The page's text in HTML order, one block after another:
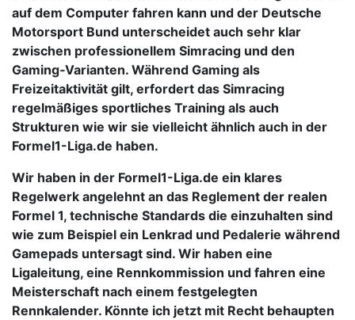
auf dem Computer fahren kann und der Deutsche
Motorsport Bund unterscheidet auch sehr klar
zwischen professionellem Simracing und den
Gaming‑Varianten. Während Gaming als
Freizeitaktivität gilt, erfordert das Simracing
regelmäßiges sportliches Training als auch
Strukturen wie wir sie vielleicht ähnlich auch in der
Formel1-Liga.de haben.
Wir haben in der Formel1-Liga.de ein klares
Regelwerk angelehnt an das Reglement der realen
Formel 1, technische Standards die einzuhalten sind
wie zum Beispiel ein Lenkrad und Pedalerie während
Gamepads untersagt sind. Wir haben eine
Ligaleitung, eine Rennkommission und fahren eine
Meisterschaft nach einem festgelegten
Rennkalender. Könnte ich jetzt mit Recht behaupten